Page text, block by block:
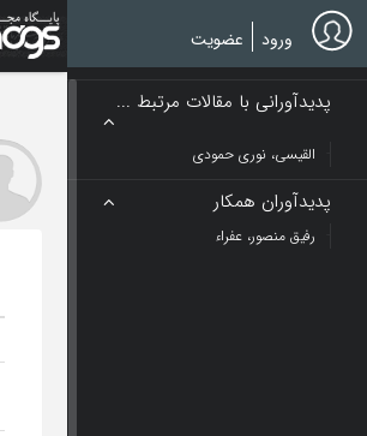
Skip
to
main
ورود عضویت
پدیدآورانی با مقالات مرتبط ...
القیسی، نوری حمودی
پدیدآوران همکار
رفیق منصور، عفراء